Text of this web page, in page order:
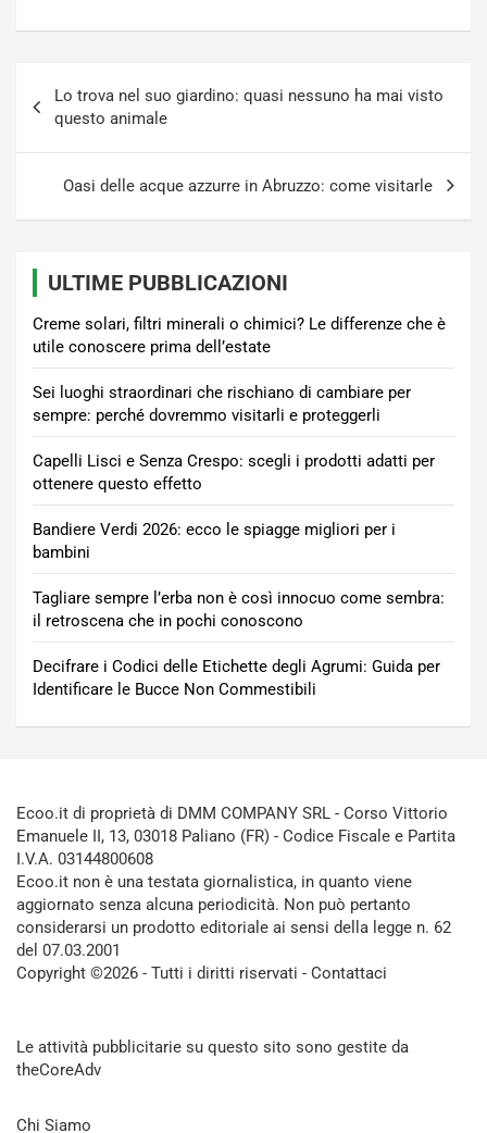
articoli
Lo trova nel suo giardino: quasi nessuno ha mai visto
questo animale
Oasi delle acque azzurre in Abruzzo: come visitarle
ULTIME PUBBLICAZIONI
Creme solari, filtri minerali o chimici? Le differenze che è
utile conoscere prima dell’estate
Sei luoghi straordinari che rischiano di cambiare per
sempre: perché dovremmo visitarli e proteggerli
Capelli Lisci e Senza Crespo: scegli i prodotti adatti per
ottenere questo effetto
Bandiere Verdi 2026: ecco le spiagge migliori per i
bambini
Tagliare sempre l’erba non è così innocuo come sembra:
il retroscena che in pochi conoscono
Decifrare i Codici delle Etichette degli Agrumi: Guida per
Identificare le Bucce Non Commestibili
Ecoo.it di proprietà di DMM COMPANY SRL - Corso Vittorio
Emanuele II, 13, 03018 Paliano (FR) - Codice Fiscale e Partita
I.V.A. 03144800608
Ecoo.it non è una testata giornalistica, in quanto viene
aggiornato senza alcuna periodicità. Non può pertanto
considerarsi un prodotto editoriale ai sensi della legge n. 62
del 07.03.2001
Copyright ©2026 - Tutti i diritti riservati - Contattaci
Le attività pubblicitarie su questo sito sono gestite da
theCoreAdv
Chi Siamo